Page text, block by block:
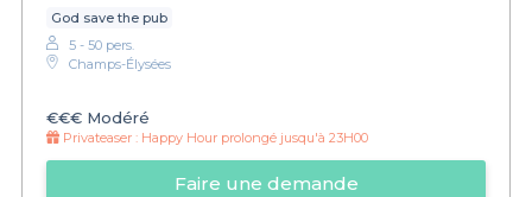
God save the pub
5 - 50 pers.
Champs-Élysées
€€€ Modéré
Privateaser : Happy Hour prolongé jusqu'à 23H00
Faire une demande